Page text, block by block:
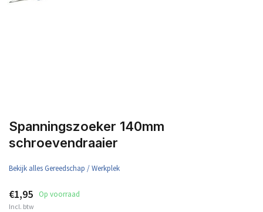
Spanningszoeker 140mm
schroevendraaier
Bekijk alles Gereedschap / Werkplek
€1,95 Op voorraad
Incl. btw